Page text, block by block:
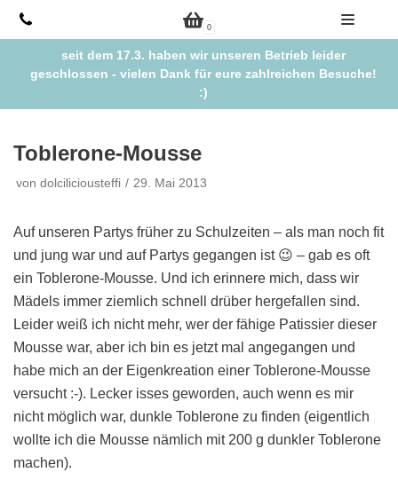
Zum
Inhalt
springen
0
seit dem 17.3. haben wir unseren Betrieb leider
geschlossen - vielen Dank für eure zahlreichen Besuche!
:)
Toblerone-Mousse
von dolciliciousteffi 29. Mai 2013
Auf unseren Partys früher zu Schulzeiten – als man noch fit
und jung war und auf Partys gegangen ist 😉 – gab es oft
ein Toblerone-Mousse. Und ich erinnere mich, dass wir
Mädels immer ziemlich schnell drüber hergefallen sind.
Leider weiß ich nicht mehr, wer der fähige Patissier dieser
Mousse war, aber ich bin es jetzt mal angegangen und
habe mich an der Eigenkreation einer Toblerone-Mousse
versucht :-). Lecker isses geworden, auch wenn es mir
nicht möglich war, dunkle Toblerone zu finden (eigentlich
wollte ich die Mousse nämlich mit 200 g dunkler Toblerone
machen).